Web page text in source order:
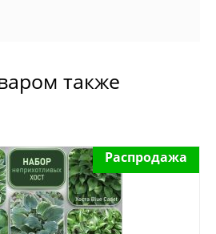
также
Распродажа